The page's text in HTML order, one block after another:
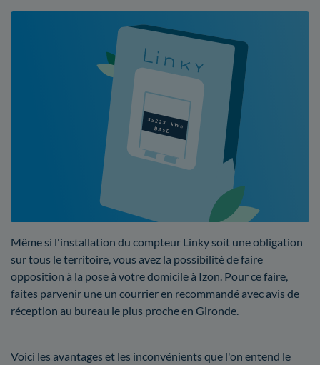
Même si l'installation du compteur Linky soit une obligation
sur tous le territoire, vous avez la possibilité de faire
opposition à la pose à votre domicile à Izon. Pour ce faire,
faites parvenir une un courrier en recommandé avec avis de
réception au bureau le plus proche en Gironde.
Voici les avantages et les inconvénients que l'on entend le